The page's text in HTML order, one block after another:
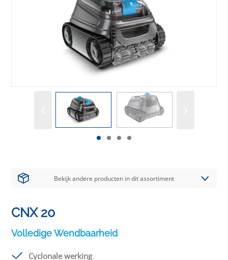
Bekijk andere producten in dit assortiment
CNX 20
Volledige Wendbaarheid
Cyclonale werking